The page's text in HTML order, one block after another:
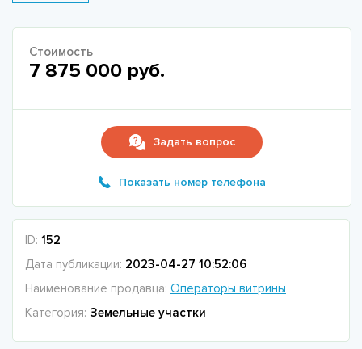
Стоимость
7 875 000 руб.
Задать вопрос
Показать номер телефона
ID: 152
Дата публикации: 2023-04-27 10:52:06
Наименование продавца: Операторы витрины
Категория: Земельные участки